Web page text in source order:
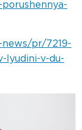
news/pr/7219-
lyudini-v-du-